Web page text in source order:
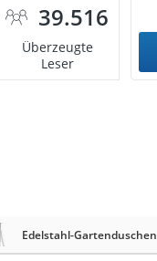
39.516
Überzeugte
Leser
Edelstahl-Gartenduschen